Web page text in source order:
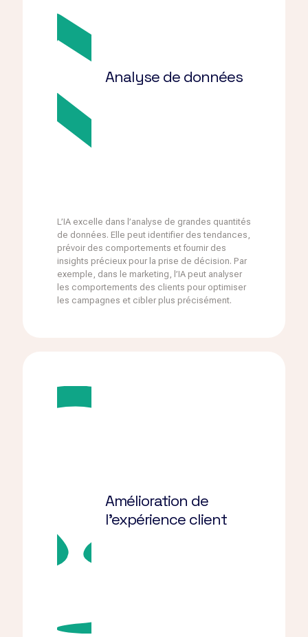
Analyse de données
L’IA excelle dans l’analyse de grandes quantités
de données. Elle peut identifier des tendances,
prévoir des comportements et fournir des
insights précieux pour la prise de décision. Par
exemple, dans le marketing, l’IA peut analyser
les comportements des clients pour optimiser
les campagnes et cibler plus précisément.
Amélioration de
l’expérience client